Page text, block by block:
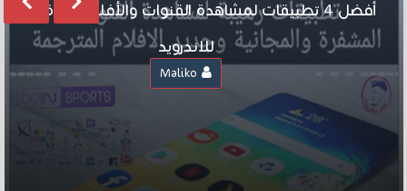
أفضل 4 تطبيقات لمشاهدة القنوات والأفلام بعدة
للاندرويد
Maliko